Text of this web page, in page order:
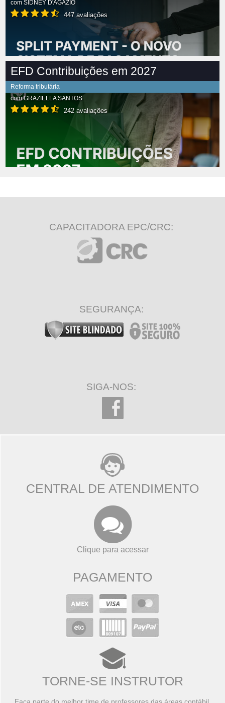
com SIDNEY D'AGÁZIO
447 avaliações
EFD Contribuições em 2027
Reforma tributária
comGRAZIELLA SANTOS
242 avaliações
CAPACITADORA EPC/CRC:
SEGURANÇA:
SIGA-NOS:
CENTRAL DE ATENDIMENTO
Clique para acessar
PAGAMENTO
TORNE-SE INSTRUTOR